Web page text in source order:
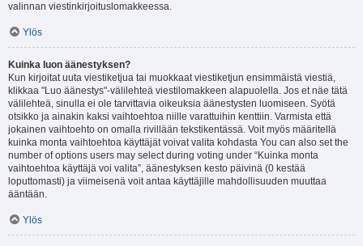
valinnan viestinkirjoituslomakkeessa.
Ylös
Kuinka luon äänestyksen?
Kun kirjoitat uuta viestiketjua tai muokkaat viestiketjun ensimmäistä viestiä,
klikkaa "Luo äänestys"-välilehteä viestilomakkeen alapuolella. Jos et näe tätä
välilehteä, sinulla ei ole tarvittavia oikeuksia äänestysten luomiseen. Syötä
otsikko ja ainakin kaksi vaihtoehtoa niille varattuihin kenttiin. Varmista että
jokainen vaihtoehto on omalla rivillään tekstikentässä. Voit myös määritellä
kuinka monta vaihtoehtoa käyttäjät voivat valita kohdasta You can also set the
number of options users may select during voting under “Kuinka monta
vaihtoehtoa käyttäjä voi valita”, äänestyksen kesto päivinä (0 kestää
loputtomasti) ja viimeisenä voit antaa käyttäjille mahdollisuuden muuttaa
ääntään.
Ylös